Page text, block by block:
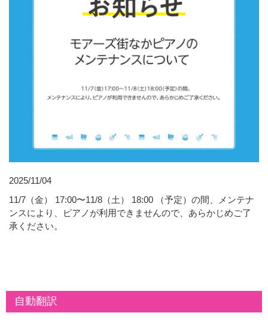
2025/11/04
11/7（金） 17:00〜11/8（土） 18:00 （予定）の間、メンテナ
ンスにより、ピアノが利用できませんので、あらかじめご了
承ください。
自動翻訳